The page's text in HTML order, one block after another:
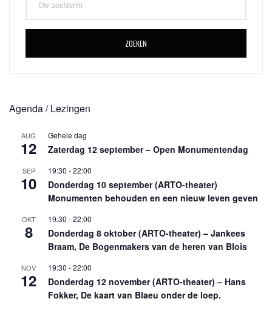
ZOEKEN
Agenda / Lezingen
AUG
12
Gehele dag
Zaterdag 12 september – Open Monumentendag
SEP
10
19:30 -22:00
Donderdag 10 september (ARTO-theater)
Monumenten behouden en een nieuw leven geven
OKT
8
19:30 -22:00
Donderdag 8 oktober (ARTO-theater) – Jankees
Braam, De Bogenmakers van de heren van Blois
NOV
12
19:30 -22:00
Donderdag 12 november (ARTO-theater) – Hans
Fokker, De kaart van Blaeu onder de loep.